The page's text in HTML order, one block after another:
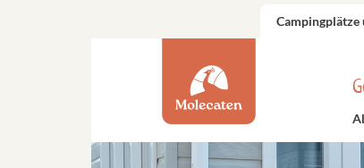
Campingplätze